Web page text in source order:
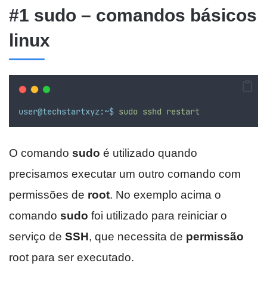
#1 sudo – comandos básicos
linux
user@techstartxyz:~$ sudo sshd restart
O comando sudo é utilizado quando
precisamos executar um outro comando com
permissões de root. No exemplo acima o
comando sudo foi utilizado para reiniciar o
serviço de SSH, que necessita de permissão
root para ser executado.